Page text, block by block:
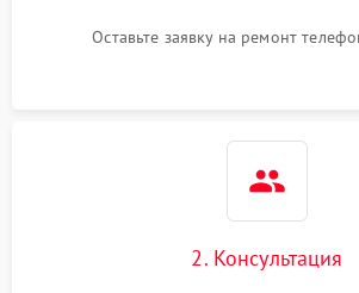
Оставьте заявку на ремонт
2. Консультация